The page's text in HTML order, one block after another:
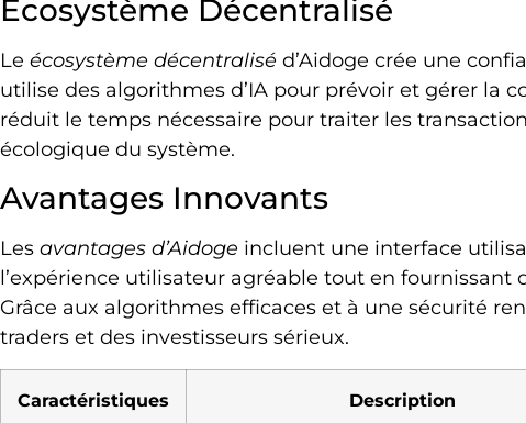
Écosystème Décentralisé
Le écosystème décentralisé d’Aidoge crée une
utilise des algorithmes d’IA pour prévoir et gérer la
réduit le temps nécessaire pour traiter les
écologique du système.
Avantages Innovants
Les avantages d’Aidoge incluent une interface
l’expérience utilisateur agréable tout en fournissant
Grâce aux algorithmes efficaces et à une sécurité
traders et des investisseurs sérieux.
Caractéristiques Description